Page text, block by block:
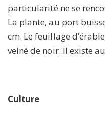
particularité ne se
La plante, au port
cm. Le feuillage
veiné de noir. Il existe
Culture